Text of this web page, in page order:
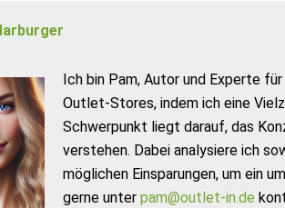
Ich bin Pam, Autor und Experte
Outlet-Stores, indem ich eine
Schwerpunkt liegt darauf, das
verstehen. Dabei analysiere ich
möglichen Einsparungen, um ein
gerne unter pam@outlet-in.de